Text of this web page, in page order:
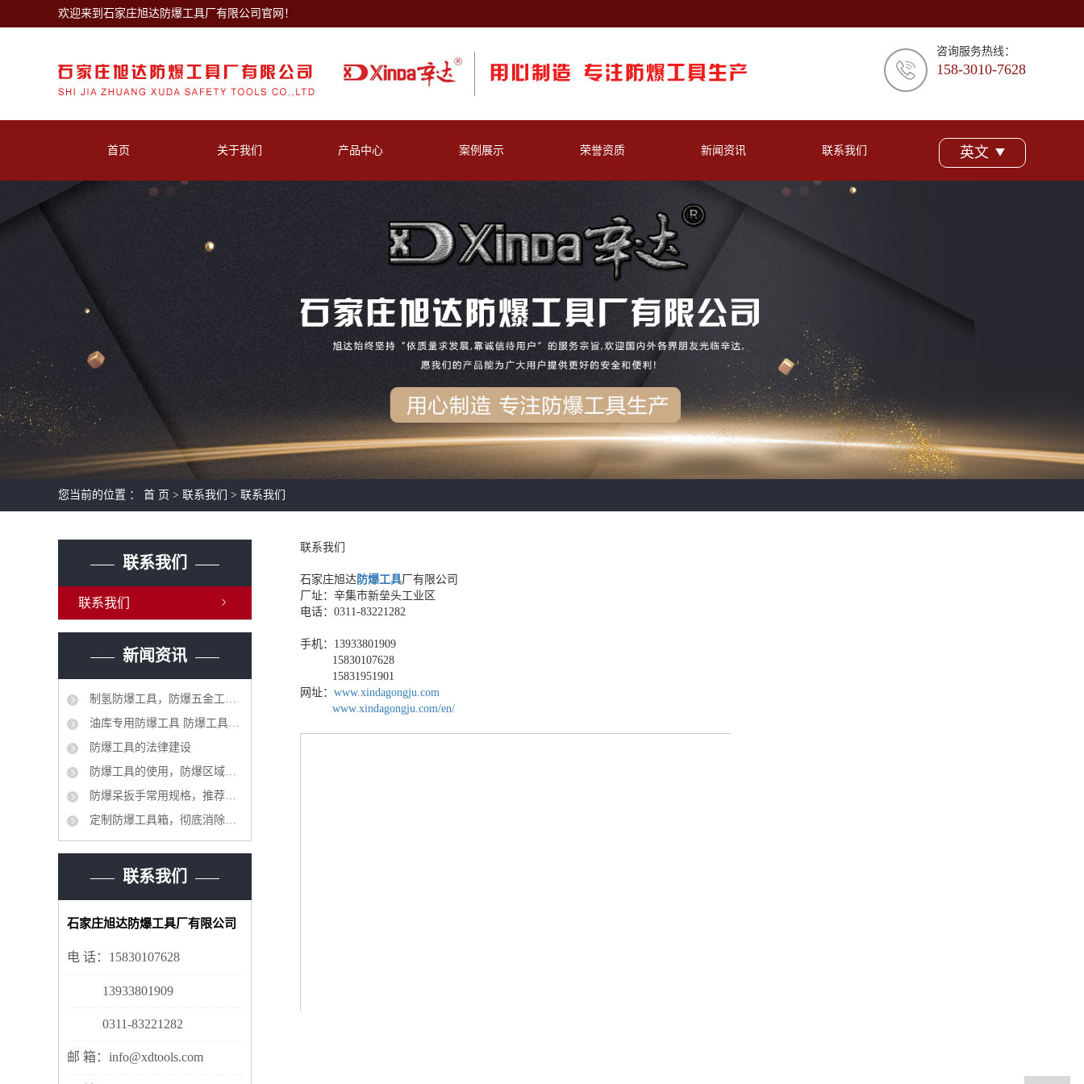
欢迎来到石家庄旭达防爆工具厂有限公司官网！
咨询服务热线：
158-3010-7628
首页 关于我们
库房展示
产品中心
锤斧类
锨铲类
刀剪类
套装组合类
其他类
案例展示 荣誉资质 新闻资讯
公司新闻
行业资讯
联系我们 英文
您当前的位置 ： 首 页 > 联系我们 > 联系我们
联系我们
联系我们
新闻资讯
制氢防爆工具，防爆五金工具大全
油库专用防爆工具 防爆工具36件
防爆工具的法律建设
防爆工具的使用，防爆区域工具管理制度
防爆呆扳手常用规格，推荐选型品牌
定制防爆工具箱，彻底消除安全隐患
联系我们
石家庄旭达防爆工具厂有限公司
电 话：15830107628
13933801909
0311-83221282
邮 箱：info@xdtools.com
联系我们
石家庄旭达防爆工具厂有限公司
厂址：辛集市新垒头工业区
电话：0311-83221282
手机：13933801909
15830107628
15831951901
网址： www.xindagongju.com
www.xindagongju.com/en/